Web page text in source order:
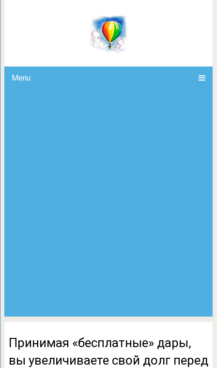
Menu
Принимая «бесплатные» дары, вы
Принимая «бесплатные» дары,
вы увеличиваете свой долг перед